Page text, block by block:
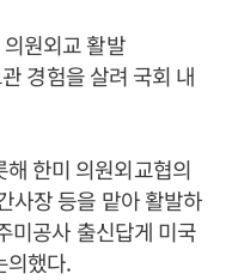
원외교 활발
경험을 살려 국회 내
한미 의원외교협의
사장 등을 맡아 활발하
미공사 출신답게 미국
의했다.